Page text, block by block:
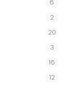
6
2
20
3
16
12